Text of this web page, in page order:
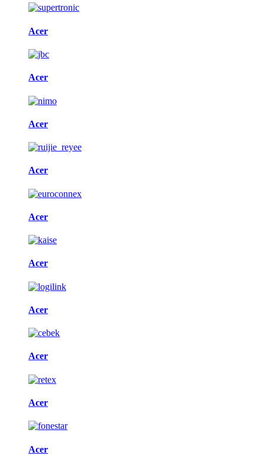
Acer
Acer
Acer
Acer
Acer
Acer
Acer
Acer
Acer
Acer